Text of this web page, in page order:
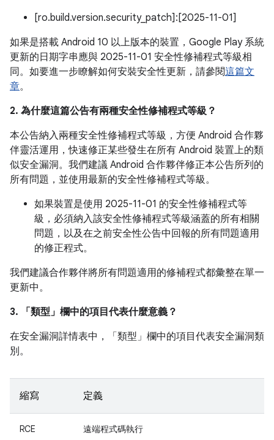
[ro.build.version.security_patch]:[2025-11-01]
如果是搭載 Android 10 以上版本的裝置，Google Play 系統
更新的日期字串應與 2025-11-01 安全性修補程式等級相
同。如要進一步瞭解如何安裝安全性更新，請參閱這篇文
章。
2. 為什麼這篇公告有兩種安全性修補程式等級？
本公告納入兩種安全性修補程式等級，方便 Android 合作夥
伴靈活運用，快速修正某些發生在所有 Android 裝置上的類
似安全漏洞。我們建議 Android 合作夥伴修正本公告所列的
所有問題，並使用最新的安全性修補程式等級。
如果裝置是使用 2025-11-01 的安全性修補程式等
級，必須納入該安全性修補程式等級涵蓋的所有相關
問題，以及在之前安全性公告中回報的所有問題適用
的修正程式。
我們建議合作夥伴將所有問題適用的修補程式都彙整在單一
更新中。
3. 「類型」 欄中的項目代表什麼意義？
在安全漏洞詳情表中，「類型」 欄中的項目代表安全漏洞類
別。
縮寫 定義
RCE 遠端程式碼執行